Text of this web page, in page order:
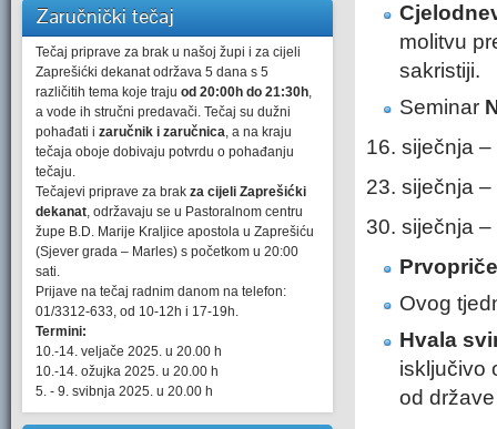
Zaručnički tečaj
Tečaj priprave za brak u našoj župi i za cijeli
Zaprešićki dekanat održava 5 dana s 5
različitih tema koje traju od 20:00h do 21:30h,
a vode ih stručni predavači. Tečaj su dužni
pohađati i zaručnik i zaručnica, a na kraju
tečaja oboje dobivaju potvrdu o pohađanju
tečaju.
Tečajevi priprave za brak za cijeli Zaprešićki
dekanat, održavaju se u Pastoralnom centru
župe B.D. Marije Kraljice apostola u Zaprešiću
(Sjever grada – Marles) s početkom u 20:00
sati.
Prijave na tečaj radnim danom na telefon:
01/3312-633, od 10-12h i 17-19h.
Termini:
10.-14. veljače 2025. u 20.00 h
10.-14. ožujka 2025. u 20.00 h
5. - 9. svibnja 2025. u 20.00 h
molitvu
sakristiji.
Seminar
16. siječnja
23. siječnja
30. siječnja
Ovog
Hvala
isključivo
od